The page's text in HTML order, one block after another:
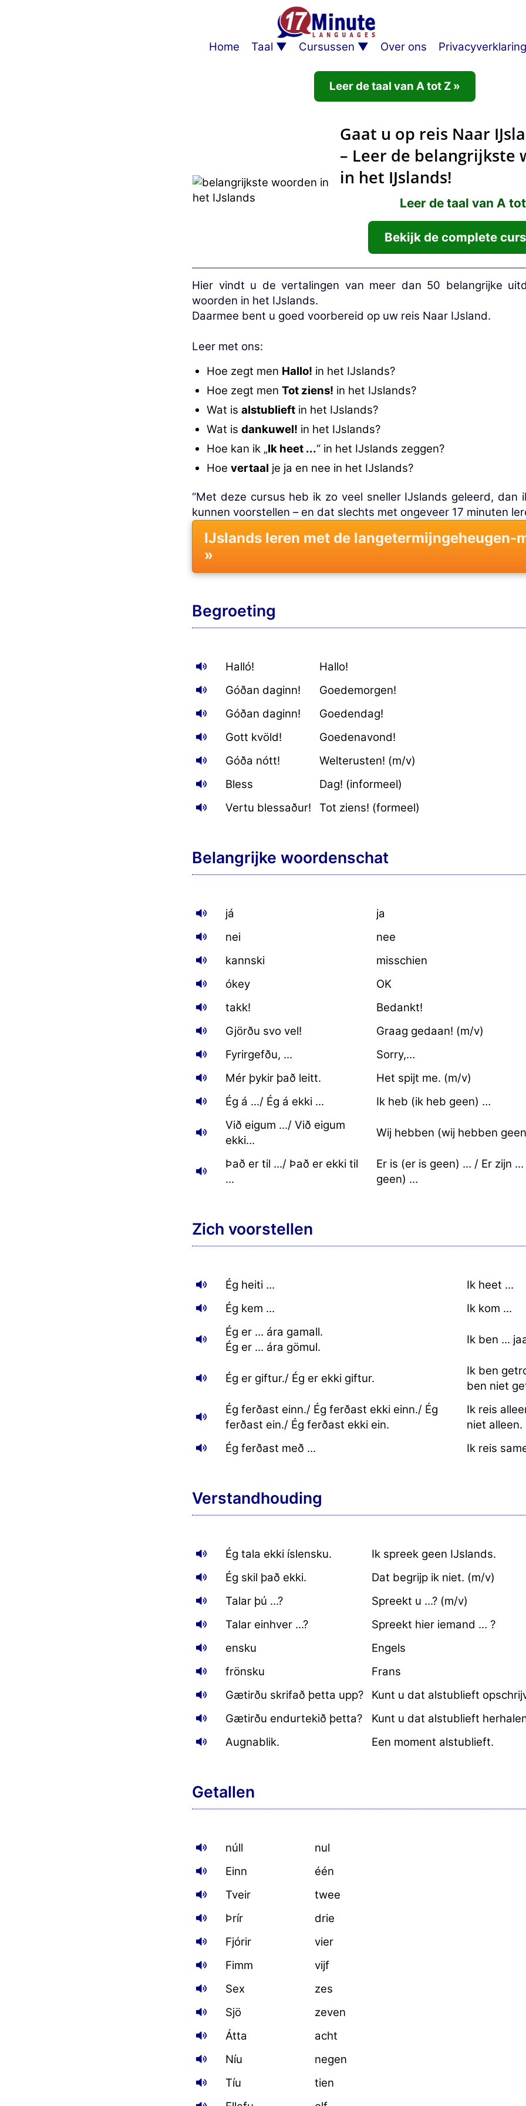
Home Taal Cursussen Over ons Privacyverklaring
Leer de taal van A tot Z »
Gaat u op reis Naar
– Leer de belangrijkste
in het IJslands!
Leer de taal van A
Bekijk de complete
Hier vindt u de vertalingen van meer dan 50 belangrijke
woorden in het IJslands.
Daarmee bent u goed voorbereid op uw reis Naar IJsland.
Leer met ons:
Hoe zegt men Hallo! in het IJslands?
Hoe zegt men Tot ziens! in het IJslands?
Wat is alstublieft in het IJslands?
Wat is dankuwel! in het IJslands?
Hoe kan ik „Ik heet ...“ in het IJslands zeggen?
Hoe vertaal je ja en nee in het IJslands?
“Met deze cursus heb ik zo veel sneller IJslands geleerd, dan
kunnen voorstellen – en dat slechts met ongeveer 17 minuten
IJslands leren met de langetermijngeheugen-
»
Begroeting
Halló!
Hallo!
Góðan daginn!
Goedemorgen!
Góðan daginn!
Goedendag!
Gott kvöld!
Goedenavond!
Góða nótt!
Welterusten! (m/v)
Bless
Dag! (informeel)
Vertu blessaður!
Tot ziens! (formeel)
Belangrijke woordenschat
já
ja
nei
nee
kannski
misschien
ókey
OK
takk!
Bedankt!
Gjörðu svo vel!
Graag gedaan! (m/v)
Fyrirgefðu, ...
Sorry,…
Mér þykir það leitt.
Het spijt me. (m/v)
Ég á .../ Ég á ekki ...
Ik heb (ik heb geen) …
Við eigum .../ Við eigum
ekki...
Wij hebben (wij hebben
Það er til .../ Það er ekki til
...
Er is (er is geen) ... / Er zijn
geen) …
Zich voorstellen
Ég heiti ...
Ik heet ...
Ég kem ...
Ik kom ...
Ég er ... ára gamall.
Ég er ... ára gömul.
Ik ben ...
Ég er giftur./ Ég er ekki giftur.
Ik ben
ben niet
Ég ferðast einn./ Ég ferðast ekki einn./ Ég
ferðast ein./ Ég ferðast ekki ein.
Ik reis
niet alleen.
Ég ferðast með ...
Ik reis
Verstandhouding
Ég tala ekki íslensku.
Ik spreek geen IJslands.
Ég skil það ekki.
Dat begrijp ik niet. (m/v)
Talar þú ...?
Spreekt u ...? (m/v)
Talar einhver ...?
Spreekt hier iemand ... ?
ensku
Engels
frönsku
Frans
Gætirðu skrifað þetta upp?
Kunt u dat alstublieft
Gætirðu endurtekið þetta?
Kunt u dat alstublieft
Augnablik.
Een moment alstublieft.
Getallen
núll
nul
Einn
één
Tveir
twee
Þrír
drie
Fjórir
vier
Fimm
vijf
Sex
zes
Sjö
zeven
Átta
acht
Níu
negen
Tíu
tien